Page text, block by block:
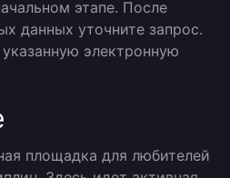
этапе. После
данных уточните запрос.
электронную
площадка для любителей